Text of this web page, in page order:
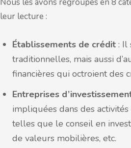
Nous les avons regroupés en 8
leur lecture :
Établissements de crédit : Il
traditionnelles, mais aussi
financières qui octroient des
Entreprises
impliquées dans des activités
telles que le conseil en
de valeurs mobilières, etc.